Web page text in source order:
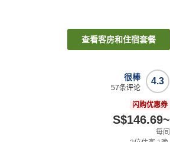
查看客房和住宿套餐
4.3
很棒
57条评论
闪购优惠券
S$146.69~
每间